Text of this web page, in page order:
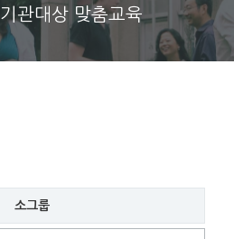
관대상 맞춤교육
소그룹